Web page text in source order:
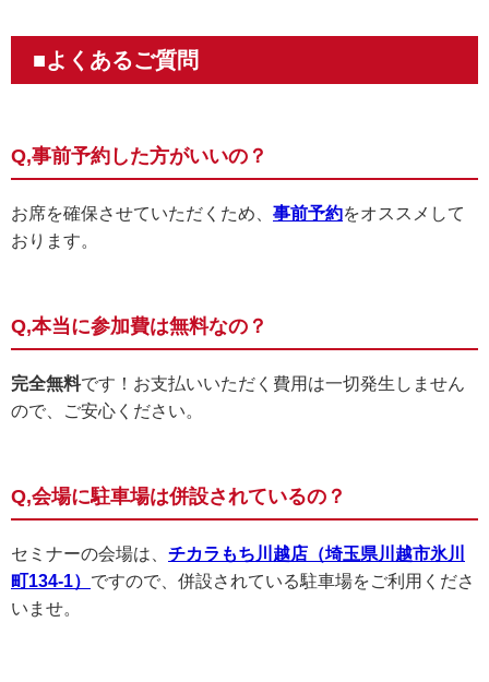
■よくあるご質問
Q,事前予約した方がいいの？
お席を確保させていただくため、 事前予約をオススメして
おります。
Q,本当に参加費は無料なの？
完全無料です！お支払いいただく費用は一切発生しません
ので、ご安心ください。
Q,会場に駐車場は併設されているの？
セミナーの会場は、 チカラもち川越店（埼玉県川越市氷川
町134-1） ですので、併設されている駐車場をご利用くださ
いませ。